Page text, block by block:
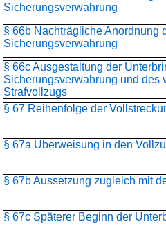
Sicherungsverwahrung
§ 66b Nachträgliche Anordnung
Sicherungsverwahrung
§ 66c Ausgestaltung der
Sicherungsverwahrung und des
Strafvollzugs
§ 67 Reihenfolge der
§ 67a Überweisung in den
§ 67b Aussetzung zugleich mit
§ 67c Späterer Beginn der